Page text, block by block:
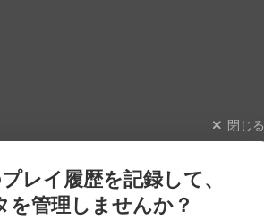
閉じる
レイ履歴を記録して、
を管理しませんか？